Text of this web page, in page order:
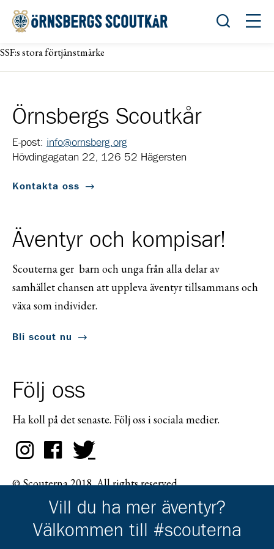
Öppna
SSF:s stora förtjänstmärke
Örnsbergs Scoutkår
E-post: info@ornsberg.org
Hövdingagatan 22, 126 52 Hägersten
Kontakta oss
Äventyr och kompisar!
Scouterna ger barn och unga från alla delar av
samhället chansen att uppleva äventyr tillsammans och
växa som individer.
Bli scout nu
Följ oss
Ha koll på det senaste. Följ oss i sociala medier.
© Scouterna 2018. All rights reserved.
Vill du ha mer äventyr?
Välkommen till #scouterna